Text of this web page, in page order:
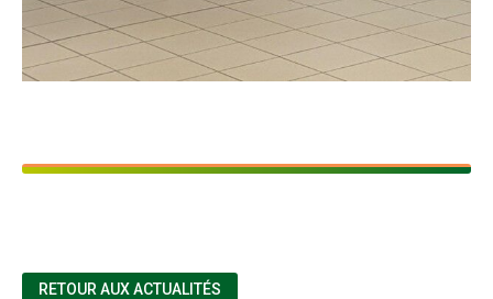
RETOUR AUX ACTUALITÉS